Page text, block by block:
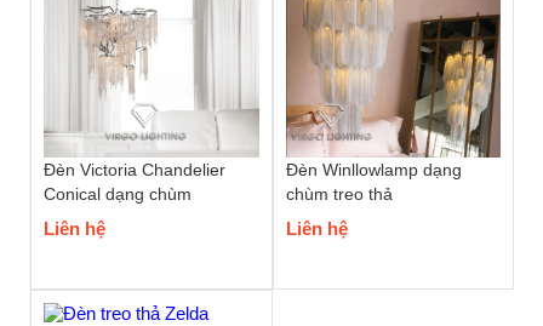
Đèn Victoria Chandelier
Conical dạng chùm
Liên hệ
Đèn Winllowlamp dạng
chùm treo thả
Liên hệ